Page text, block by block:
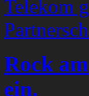
Rock
ein.